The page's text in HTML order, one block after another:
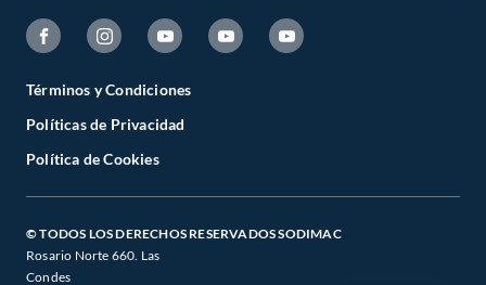
Términos y Condiciones
Políticas de Privacidad
Política de Cookies
© TODOS LOS DERECHOS RESERVADOS SODIMAC
Rosario Norte 660. Las
Condes